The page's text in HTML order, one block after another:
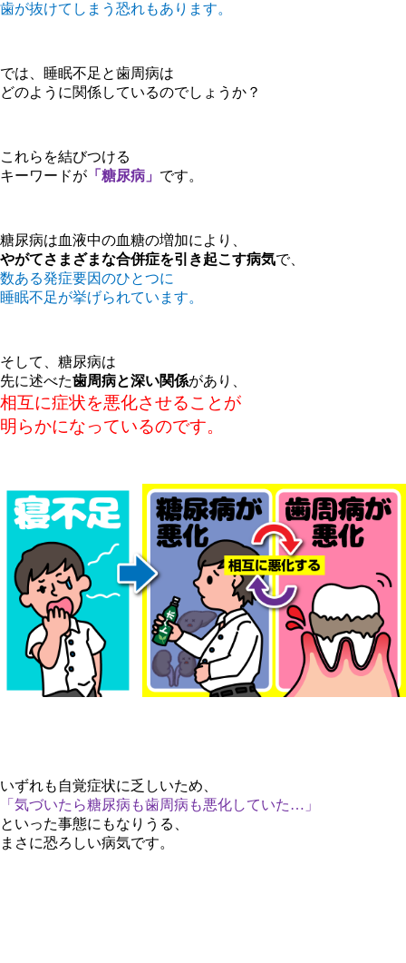
歯が抜けてしまう恐れもあります。
では、睡眠不足と歯周病は
どのように関係しているのでしょうか？
これらを結びつける
キーワードが 「糖尿病」 です。
糖尿病は血液中の血糖の増加により、
やがてさまざまな合併症を引き起こす病気で、
数ある発症要因のひとつに
睡眠不足が挙げられています。
そして、糖尿病は
先に述べた歯周病と深い関係があり、
相互に症状を悪化させることが
明らかになっているのです。
いずれも自覚症状に乏しいため、
「気づいたら糖尿病も歯周病も悪化していた…」
といった事態にもなりうる、
まさに恐ろしい病気です。